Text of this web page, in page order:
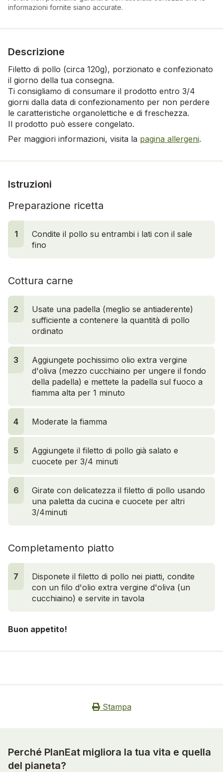
informazioni fornite siano accurate.
Descrizione
Filetto di pollo (circa 120g), porzionato e confezionato
il giorno della tua consegna.
Ti consigliamo di consumare il prodotto entro 3/4
giorni dalla data di confezionamento per non perdere
le caratteristiche organolettiche e di freschezza.
Il prodotto può essere congelato.
Per maggiori informazioni, visita la pagina allergeni.
Istruzioni
Preparazione ricetta
1
Condite il pollo su entrambi i lati con il sale
fino
Cottura carne
2
Usate una padella (meglio se antiaderente)
sufficiente a contenere la quantità di pollo
ordinato
3
Aggiungete pochissimo olio extra vergine
d'oliva (mezzo cucchiaino per ungere il fondo
della padella) e mettete la padella sul fuoco a
fiamma alta per 1 minuto
4 Moderate la fiamma
5
Aggiungete il filetto di pollo già salato e
cuocete per 3/4 minuti
6
Girate con delicatezza il filetto di pollo usando
una paletta da cucina e cuocete per altri
3/4minuti
Completamento piatto
7
Disponete il filetto di pollo nei piatti, condite
con un filo d'olio extra vergine d'oliva (un
cucchiaino) e servite in tavola
Buon appetito!
Stampa
Perché PlanEat migliora la tua vita e quella
del pianeta?